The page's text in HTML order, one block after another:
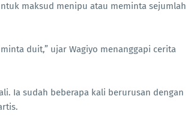
maksud menipu atau meminta sejumlah
duit,” ujar Wagiyo menanggapi cerita
Ia sudah beberapa kali berurusan dengan